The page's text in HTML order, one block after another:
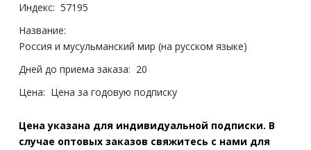
Индекс: 57195
Название:
Россия и мусульманский мир (на русском языке)
Дней до приема заказа: 20
Цена: Цена за годовую подписку
Цена указана для индивидуальной подписки. В
случае оптовых заказов свяжитесь с нами для